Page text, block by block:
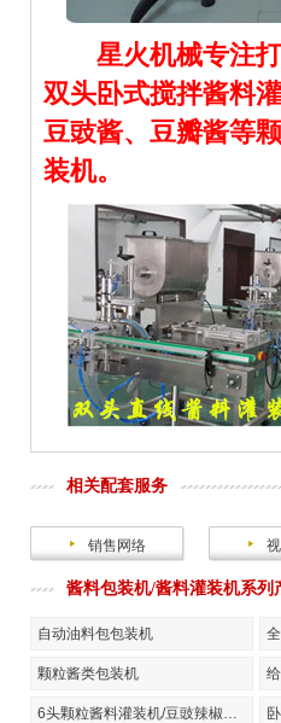
星火机械专注
双头卧式搅拌酱料
豆豉酱、豆瓣酱等
装机。
相关配套服务
销售网络
酱料包装机/酱料灌装机系列
自动油料包包装机
颗粒酱类包装机
6头颗粒酱料灌装机/豆豉辣椒酱灌装机